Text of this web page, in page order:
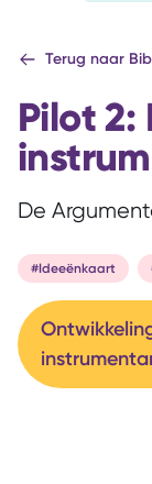
Terug naar
Pilot 2:
De
#Ideeënkaart